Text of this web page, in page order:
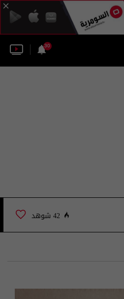
30
42 شوهد